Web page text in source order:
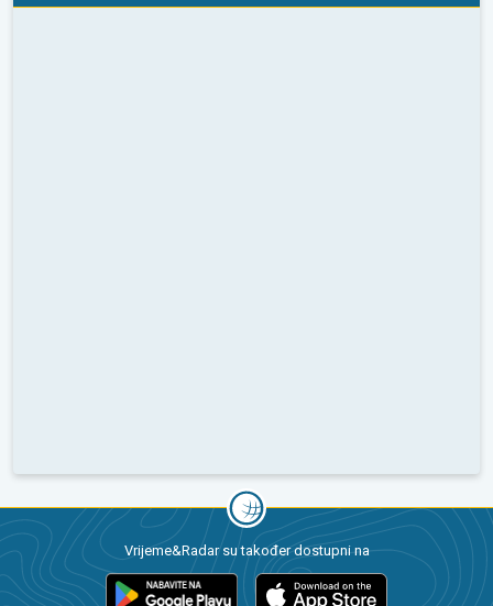
Vrijeme&Radar su također dostupni na